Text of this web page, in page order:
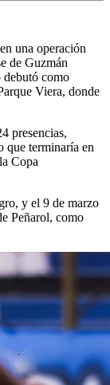
una operación
de Guzmán
debutó como
Viera, donde
presencias,
que terminaría en
Copa
y el 9 de marzo
Peñarol, como